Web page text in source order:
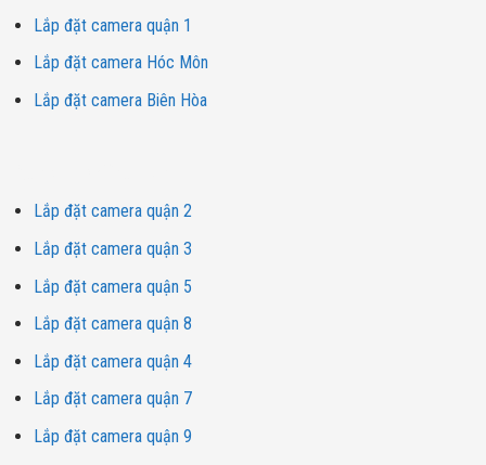
Lắp đặt camera quận 1
Lắp đặt camera Hóc Môn
Lắp đặt camera Biên Hòa
Lắp đặt camera quận 2
Lắp đặt camera quận 3
Lắp đặt camera quận 5
Lắp đặt camera quận 8
Lắp đặt camera quận 4
Lắp đặt camera quận 7
Lắp đặt camera quận 9